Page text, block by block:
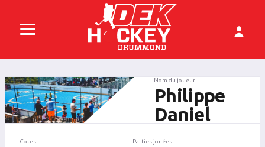
Nom du joueur
Philippe
Daniel
Cotes Parties jouées